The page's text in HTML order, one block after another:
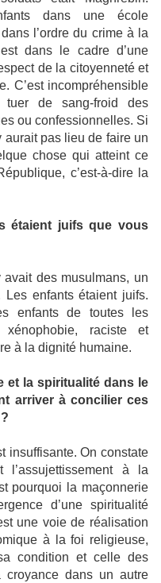
dans une école
l’ordre du crime à la
dans le cadre d’une
de la citoyenneté et
C’est incompréhensible
tuer de sang-froid des
ou confessionnelles. Si
aurait pas lieu de faire un
chose qui atteint ce
c’est-à-dire la
étaient juifs que vous
des musulmans, un
enfants étaient juifs.
enfants de toutes les
raciste et
à la dignité humaine.
et la spiritualité dans le
arriver à concilier ces
insuffisante. On constate
l’assujettissement à la
pourquoi la maçonnerie
d’une spiritualité
une voie de réalisation
à la foi religieuse,
condition et celle des
dans un autre